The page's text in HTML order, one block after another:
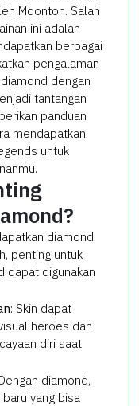
Moonton. Salah
ini adalah
berbagai
pengalaman
dengan
tantangan
panduan
mendapatkan
untuk
diamond
penting untuk
dapat digunakan
: Skin dapat
heroes dan
diri saat
diamond,
yang bisa